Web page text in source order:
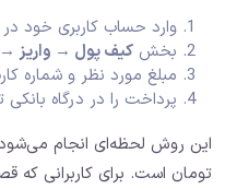
وارد حساب کاربری خود
بخش کیف پول → واریز →
مبلغ مورد نظر و شماره
پرداخت را در درگاه بانکی
تومان است. برای کاربرانی که